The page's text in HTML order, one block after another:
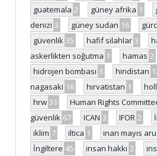
guatemala 2 güney afrika 1
denizi 3 güney sudan 16
güvenlik 35 hafif silahlar 3
askerlikten soğutma 1 hamas 2
hidrojen bombası 3 hindistan
nagasaki 16 hırvatistan 1
hrw 31 Human Rights
güvenlik 67 ICAN 3 IFOR 2
iklim 7 iltica 1 inan mayıs aru
İngiltere 45 insan hakkı 2